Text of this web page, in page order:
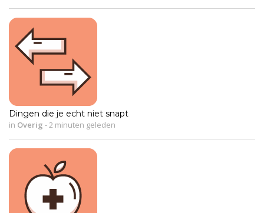
Dingen die je echt niet snapt
in Overig - 2 minuten geleden